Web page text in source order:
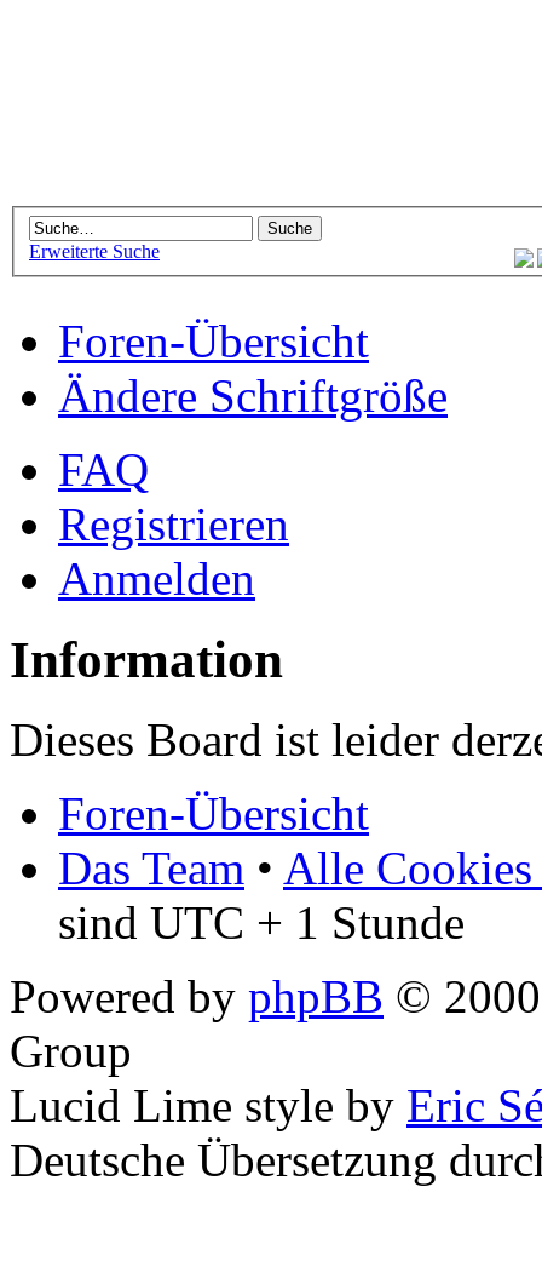
Erweiterte Suche
Foren-Übersicht
Ändere Schriftgröße
FAQ
Registrieren
Anmelden
Information
Dieses Board ist leider
Foren-Übersicht
Das Team • Alle Cookies
sind UTC + 1 Stunde
Powered by phpBB ©
Group
Lucid Lime style by Eric
Deutsche Übersetzung